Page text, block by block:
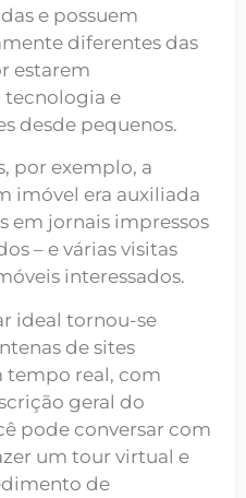
e possuem
diferentes das
estarem
tecnologia e
desde pequenos.
por exemplo, a
imóvel era auxiliada
em jornais impressos
– e várias visitas
interessados.
ideal tornou-se
de sites
tempo real, com
geral do
pode conversar com
um tour virtual e
de